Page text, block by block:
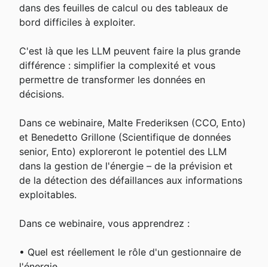
dans des feuilles de calcul ou des tableaux de
bord difficiles à exploiter.
C'est là que les LLM peuvent faire la plus grande
différence : simplifier la complexité et vous
permettre de transformer les données en
décisions.
Dans ce webinaire, Malte Frederiksen (CCO, Ento)
et Benedetto Grillone (Scientifique de données
senior, Ento) exploreront le potentiel des LLM
dans la gestion de l'énergie – de la prévision et
de la détection des défaillances aux informations
exploitables.
Dans ce webinaire, vous apprendrez :
• Quel est réellement le rôle d'un gestionnaire de